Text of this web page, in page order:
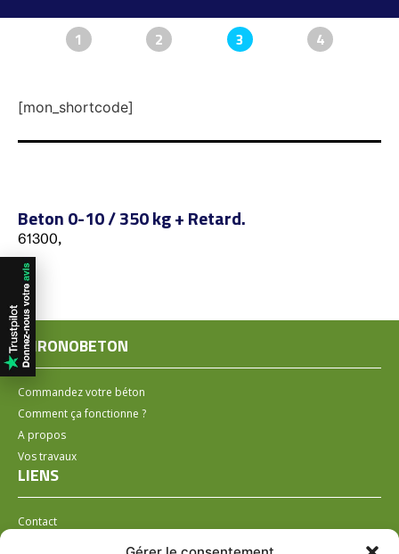
1 2 3 4
[mon_shortcode]
Beton 0-10 / 350 kg + Retard.
61300,
CHRONOBETON
Commandez votre béton
Comment ça fonctionne ?
A propos
Vos travaux
LIENS
Contact